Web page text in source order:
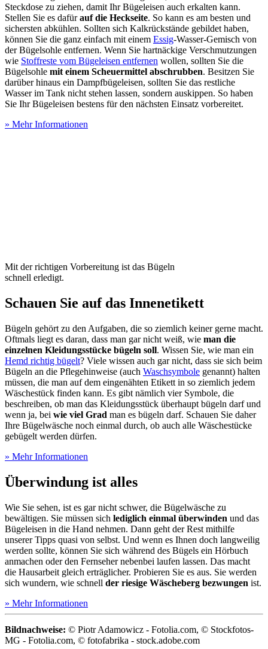
Steckdose zu ziehen, damit Ihr Bügeleisen auch erkalten kann.
Stellen Sie es dafürauf die Heckseite. So kann es am besten und
sichersten abkühlen. Sollten sich Kalkrückstände gebildet haben,
können Sie die ganz einfach mit einem Essig-Wasser-Gemisch von
der Bügelsohle entfernen. Wenn Sie hartnäckige Verschmutzungen
wie Stoffreste vom Bügeleisen entfernen wollen, sollten Sie die
Bügelsohle mit einem Scheuermittel abschrubben. Besitzen Sie
darüber hinaus ein Dampfbügeleisen, sollten Sie das restliche
Wasser im Tank nicht stehen lassen, sondern auskippen. So haben
Sie Ihr Bügeleisen bestens für den nächsten Einsatz vorbereitet.
» Mehr Informationen
Mit der richtigen Vorbereitung ist das Bügeln
schnell erledigt.
Schauen Sie auf das Innenetikett
Bügeln gehört zu den Aufgaben, die so ziemlich keiner gerne macht.
Oftmals liegt es daran, dass man gar nicht weiß, wie man die
einzelnen Kleidungsstücke bügeln soll. Wissen Sie, wie man ein
Hemd richtig bügelt? Viele wissen auch gar nicht, dass sie sich beim
Bügeln an die Pflegehinweise (auch Waschsymbole genannt) halten
müssen, die man auf dem eingenähten Etikett in so ziemlich jedem
Wäschestück finden kann. Es gibt nämlich vier Symbole, die
beschreiben, ob man das Kleidungsstück überhaupt bügeln darf und
wenn ja, bei wie viel Grad man es bügeln darf. Schauen Sie daher
Ihre Bügelwäsche noch einmal durch, ob auch alle Wäschestücke
gebügelt werden dürfen.
» Mehr Informationen
Überwindung ist alles
Wie Sie sehen, ist es gar nicht schwer, die Bügelwäsche zu
bewältigen. Sie müssen sich lediglich einmal überwinden und das
Bügeleisen in die Hand nehmen. Dann geht der Rest mithilfe
unserer Tipps quasi von selbst. Und wenn es Ihnen doch langweilig
werden sollte, können Sie sich während des Bügels ein Hörbuch
anmachen oder den Fernseher nebenbei laufen lassen. Das macht
die Hausarbeit gleich erträglicher. Probieren Sie es aus. Sie werden
sich wundern, wie schnell der riesige Wäscheberg bezwungen ist.
» Mehr Informationen
Bildnachweise: © Piotr Adamowicz - Fotolia.com, © Stockfotos-
MG - Fotolia.com, © fotofabrika - stock.adobe.com